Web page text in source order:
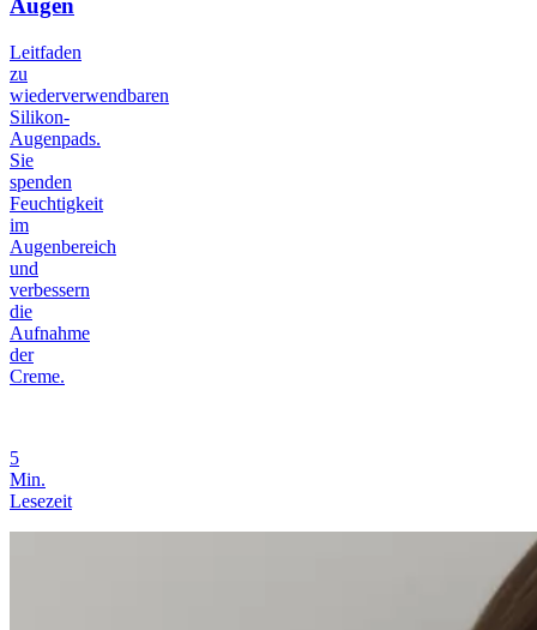
Augen
Leitfaden
zu
wiederverwendbaren
Silikon-
Augenpads.
Sie
spenden
Feuchtigkeit
im
Augenbereich
und
verbessern
die
Aufnahme
der
Creme.
5
Min.
Lesezeit